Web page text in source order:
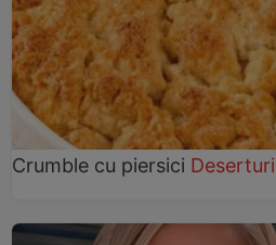
Crumble cu piersici Deserturi